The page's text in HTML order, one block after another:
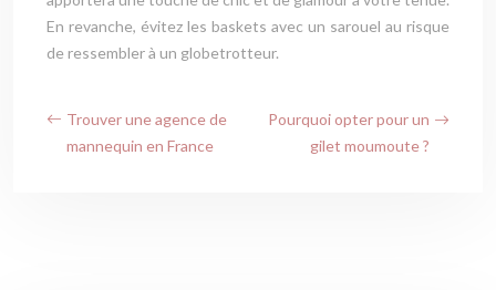
En revanche, évitez les baskets avec un sarouel au risque
de ressembler à un globetrotteur.
Trouver une agence de
mannequin en France
Pourquoi opter pour un
gilet moumoute ?